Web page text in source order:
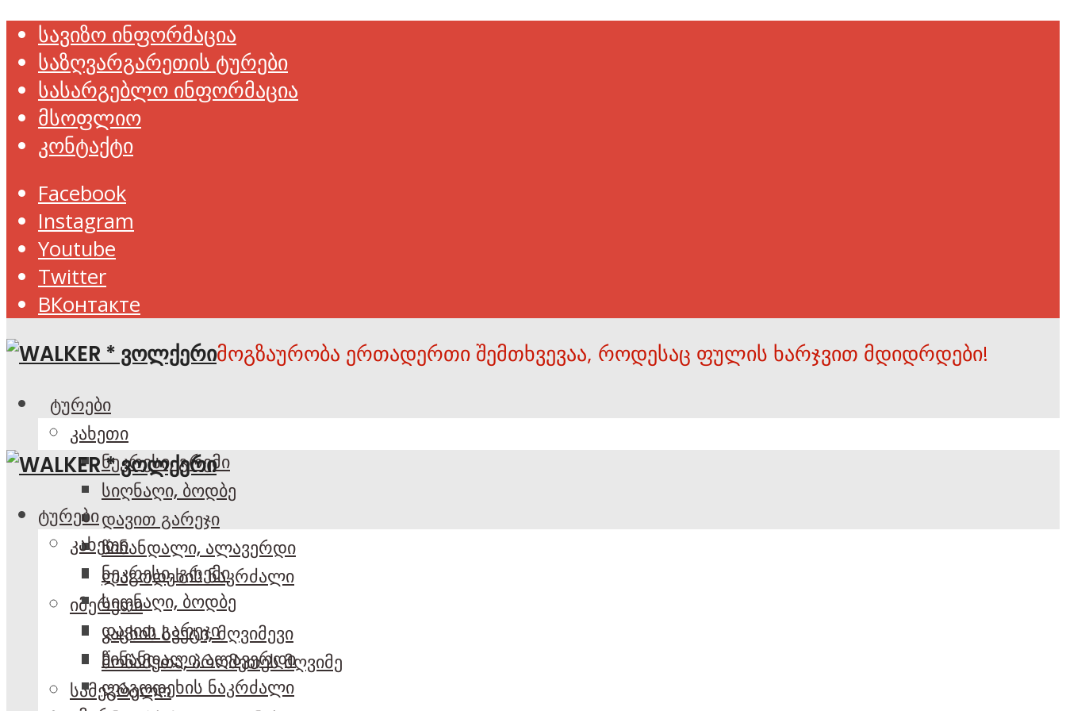
სავიზო ინფორმაცია
საზღვარგარეთის ტურები
სასარგებლო ინფორმაცია
მსოფლიო
კონტაქტი
Facebook
Instagram
Youtube
Twitter
ВКонтакте
მოგზაურობა ერთადერთი შემთხვევაა, როდესაც ფულის ხარჯვით მდიდრდები!
ტურები
კახეთი
ნეკრესი, გრემი
სიღნაღი, ბოდბე
დავით გარეჯი
წინანდალი, ალავერდი
ლაგოდეხის ნაკრძალი
იმერეთი
კაცხის სვეტი, მღვიმევი
მოწამეთა, პრომეთეს მღვიმე
სამეგრელო
ტურები
კახეთი
ნეკრესი, გრემი
სიღნაღი, ბოდბე
დავით გარეჯი
წინანდალი, ალავერდი
ლაგოდეხის ნაკრძალი